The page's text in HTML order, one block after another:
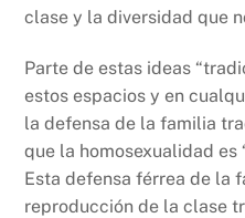
clase y la diversidad que
Parte de estas ideas
estos espacios y en
la defensa de la familia
que la homosexualidad es
Esta defensa férrea de la
reproducción de la clase